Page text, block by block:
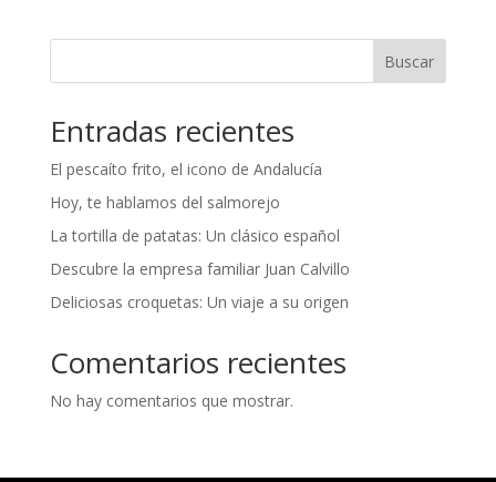
Buscar
Entradas recientes
El pescaíto frito, el icono de Andalucía
Hoy, te hablamos del salmorejo
La tortilla de patatas: Un clásico español
Descubre la empresa familiar Juan Calvillo
Deliciosas croquetas: Un viaje a su origen
Comentarios recientes
No hay comentarios que mostrar.